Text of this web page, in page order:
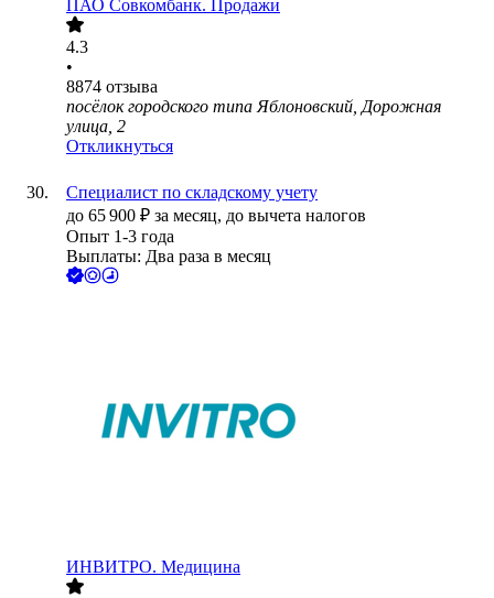
ПАО Совкомбанк. Продажи
4.3
•
8874 отзыва
посёлок городского типа Яблоновский, Дорожная
улица, 2
Откликнуться
Специалист по складскому учету
до 65 900 ₽ за месяц, до вычета налогов
Опыт 1-3 года
Выплаты: Два раза в месяц
ИНВИТРО. Медицина